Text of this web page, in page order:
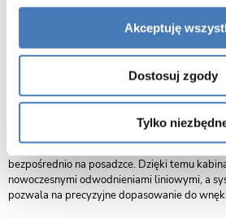
Akceptuję
Dostosuj zgody
Tylko
bezpieczeństwo i trwałość użytkowania.
Kabina dostępna jest w wielu rozmiarach, co
dopasowanie do każdego wnętrza łazienki.
wygodę wejścia oraz oszczędność przestrzeni,
rozwiązaniem zarówno do małych, jak i
bezpośrednio na posadzce. Dzięki temu
nowoczesnymi odwodnieniami liniowymi, a
pozwala na precyzyjne dopasowanie do